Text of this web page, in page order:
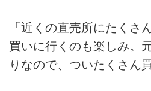
「近くの直売所にたくさ
買いに行くのも楽しみ。
りなので、ついたくさん